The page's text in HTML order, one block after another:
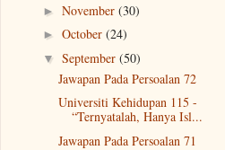
► November (30)
► October (24)
▼ September (50)
Jawapan Pada Persoalan 72
Universiti Kehidupan 115 -
“Ternyatalah, Hanya Isl...
Jawapan Pada Persoalan 71